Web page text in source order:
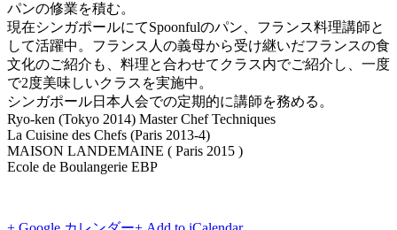
パンの修業を積む。
現在シンガポールにてSpoonfulのパン、フランス料理講師と
して活躍中。フランス人の義母から受け継いだフランスの食
文化のご紹介も、料理と合わせてクラス内でご紹介し、一度
で2度美味しいクラスを実施中。
シンガポール日本人会での定期的に講師を務める。
Ryo-ken (Tokyo 2014) Master Chef Techniques
La Cuisine des Chefs (Paris 2013-4)
MAISON LANDEMAINE ( Paris 2015 )
Ecole de Boulangerie EBP